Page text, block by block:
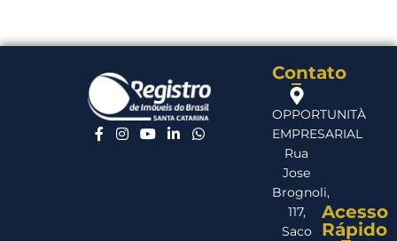
Contato
OPPORTUNITÀ
EMPRESARIAL
Rua
Jose
Brognoli,
117,
Saco
Acesso
Rápido